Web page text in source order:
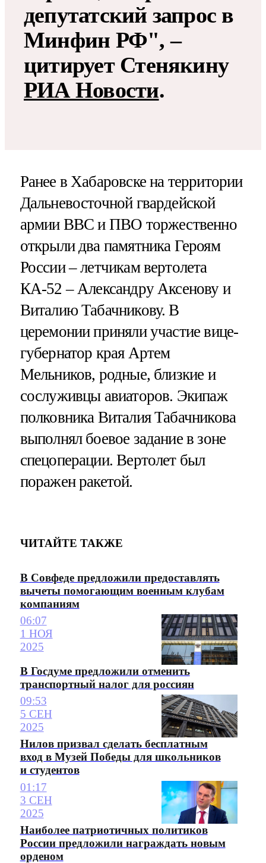
депутатский запрос в
Минфин РФ", –
цитирует Стенякину
РИА Новости.
Ранее в Хабаровске на территории
Дальневосточной гвардейской
армии ВВС и ПВО торжественно
открыли два памятника Героям
России – летчикам вертолета
КА-52 – Александру Аксенову и
Виталию Табачникову. В
церемонии приняли участие вице-
губернатор края Артем
Мельников, родные, близкие и
сослуживцы авиаторов. Экипаж
полковника Виталия Табачникова
выполнял боевое задание в зоне
спецоперации. Вертолет был
поражен ракетой.
ЧИТАЙТЕ ТАКЖЕ
В Совфеде предложили предоставлять
вычеты помогающим военным клубам
компаниям
06:07
1 НОЯ
2025
В Госдуме предложили отменить
транспортный налог для россиян
09:53
5 СЕН
2025
Нилов призвал сделать бесплатным
вход в Музей Победы для школьников
и студентов
01:17
3 СЕН
2025
Наиболее патриотичных политиков
России предложили награждать новым
орденом